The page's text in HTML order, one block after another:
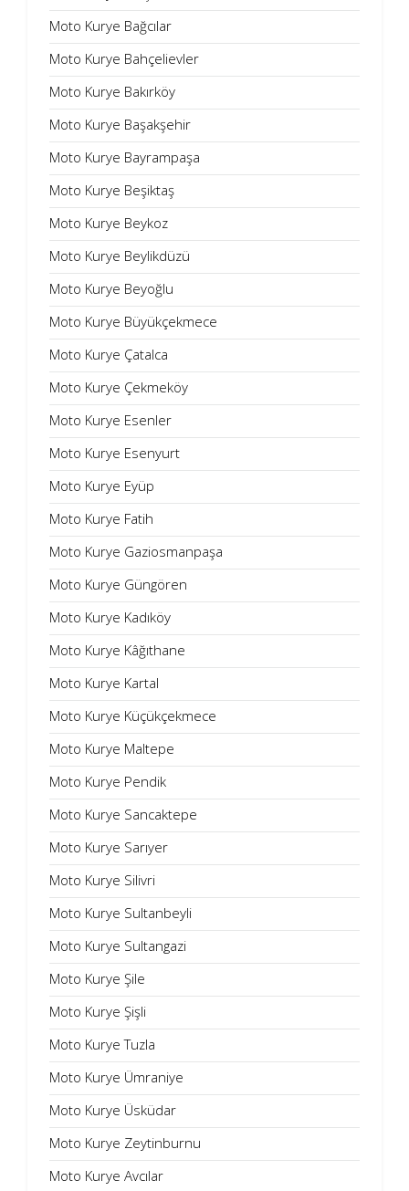
Moto Kurye Bağcılar
Moto Kurye Bahçelievler
Moto Kurye Bakırköy
Moto Kurye Başakşehir
Moto Kurye Bayrampaşa
Moto Kurye Beşiktaş
Moto Kurye Beykoz
Moto Kurye Beylikdüzü
Moto Kurye Beyoğlu
Moto Kurye Büyükçekmece
Moto Kurye Çatalca
Moto Kurye Çekmeköy
Moto Kurye Esenler
Moto Kurye Esenyurt
Moto Kurye Eyüp
Moto Kurye Fatih
Moto Kurye Gaziosmanpaşa
Moto Kurye Güngören
Moto Kurye Kadıköy
Moto Kurye Kâğıthane
Moto Kurye Kartal
Moto Kurye Küçükçekmece
Moto Kurye Maltepe
Moto Kurye Pendik
Moto Kurye Sancaktepe
Moto Kurye Sarıyer
Moto Kurye Silivri
Moto Kurye Sultanbeyli
Moto Kurye Sultangazi
Moto Kurye Şile
Moto Kurye Şişli
Moto Kurye Tuzla
Moto Kurye Ümraniye
Moto Kurye Üsküdar
Moto Kurye Zeytinburnu
Moto Kurye Avcılar